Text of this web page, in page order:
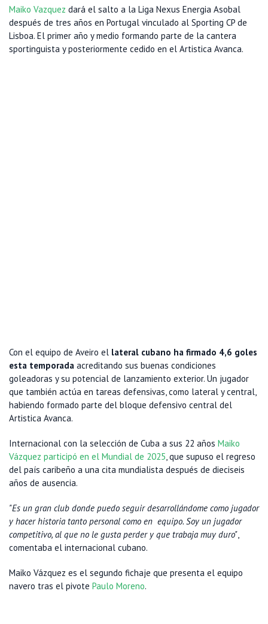
Maiko Vazquez dará el salto a la Liga Nexus Energia Asobal
después de tres años en Portugal vinculado al Sporting CP de
Lisboa. El primer año y medio formando parte de la cantera
sportinguista y posteriormente cedido en el Artistica Avanca.
Con el equipo de Aveiro el lateral cubano ha firmado 4,6 goles
esta temporada acreditando sus buenas condiciones
goleadoras y su potencial de lanzamiento exterior. Un jugador
que también actúa en tareas defensivas, como lateral y central,
habiendo formado parte del bloque defensivo central del
Artistica Avanca.
Internacional con la selección de Cuba a sus 22 años Maiko
Vázquez participó en el Mundial de 2025 , que supuso el regreso
del país caribeño a una cita mundialista después de dieciseis
años de ausencia.
"Es un gran club donde puedo seguir desarrollándome como jugador
y hacer historia tanto personal como en equipo. Soy un jugador
competitivo, al que no le gusta perder y que trabaja muy duro"
comentaba el internacional cubano.
Maiko Vázquez es el segundo fichaje que presenta el equipo
navero tras el pivote Paulo Moreno.